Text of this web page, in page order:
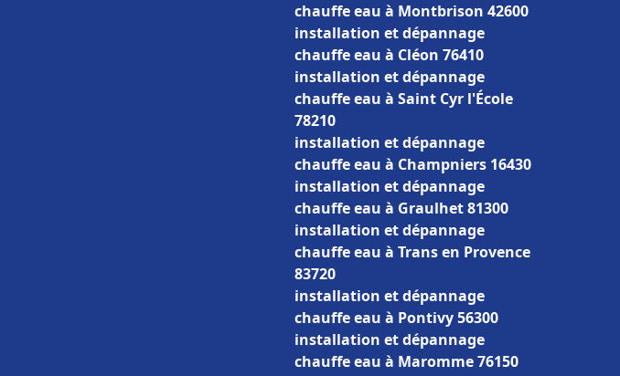
chauffe eau à Montbrison 42600
installation et dépannage
chauffe eau à Cléon 76410
installation et dépannage
chauffe eau à Saint Cyr l'École
78210
installation et dépannage
chauffe eau à Champniers 16430
installation et dépannage
chauffe eau à Graulhet 81300
installation et dépannage
chauffe eau à Trans en Provence
83720
installation et dépannage
chauffe eau à Pontivy 56300
installation et dépannage
chauffe eau à Maromme 76150